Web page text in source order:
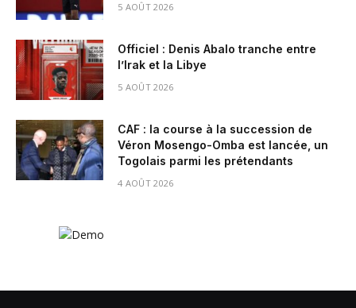
5 AOÛT 2026
Officiel : Denis Abalo tranche entre
l’Irak et la Libye
5 AOÛT 2026
CAF : la course à la succession de
Véron Mosengo-Omba est lancée, un
Togolais parmi les prétendants
4 AOÛT 2026